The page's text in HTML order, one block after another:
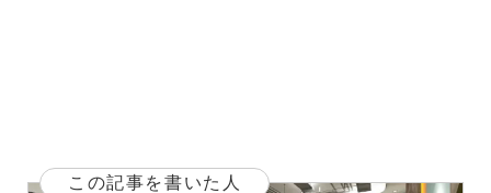
この記事を書いた人